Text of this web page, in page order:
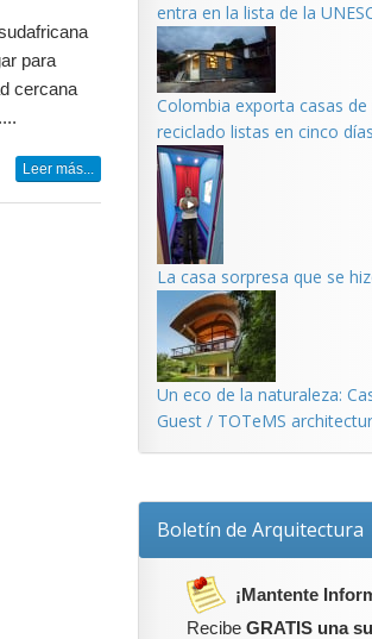
para
cercana
Leer más...
entra en la lista de la
Colombia exporta casas de
reciclado listas en cinco días
La casa sorpresa que se
Un eco de la naturaleza:
Guest / TOTeMS
Boletín de Arquitectura
¡Mantente
Recibe GRATIS una